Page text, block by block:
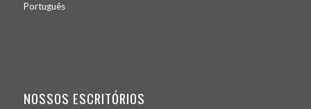
Português
NOSSOS ESCRITÓRIOS